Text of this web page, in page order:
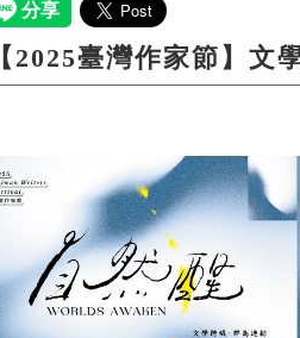
【2025臺灣作家節】